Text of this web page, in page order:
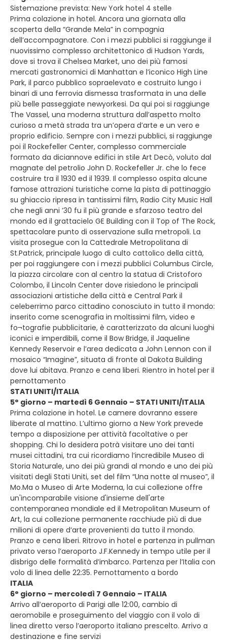
Sistemazione prevista: New York hotel 4 stelle
Prima colazione in hotel. Ancora una giornata alla
scoperta della “Grande Mela” in compagnia
dell’accompagnatore. Con i mezzi pubblici si raggiunge il
nuovissimo complesso architettonico di Hudson Yards,
dove si trova il Chelsea Market, uno dei più famosi
mercati gastronomici di Manhattan e l’iconico High Line
Park, il parco pubblico sopraelevato e costruito lungo i
binari di una ferrovia dismessa trasformata in una delle
più belle passeggiate newyorkesi. Da qui poi si raggiunge
The Vassel, una moderna struttura dall’aspetto molto
curioso a metà strada tra un’opera d’arte e un vero e
proprio edificio. Sempre con i mezzi pubblici, si raggiunge
poi il Rockefeller Center, complesso commerciale
formato da diciannove edifici in stile Art Decò, voluto dal
magnate del petrolio John D. Rockefeller Jr. che lo fece
costruire tra il 1930 ed il 1939. Il complesso ospita alcune
famose attrazioni turistiche come la pista di pattinaggio
su ghiaccio ripresa in tantissimi film, Radio City Music Hall
che negli anni ’30 fu il più grande e sfarzoso teatro del
mondo ed il grattacielo GE Building con il Top of The Rock,
spettacolare punto di osservazione sulla metropoli. La
visita prosegue con la Cattedrale Metropolitana di
St.Patrick, principale luogo di culto cattolico della città,
per poi raggiungere con i mezzi pubblici Columbus Circle,
la piazza circolare con al centro la statua di Cristoforo
Colombo, il Lincoln Center dove risiedono le principali
associazioni artistiche della città e Central Park il
celeberrimo parco cittadino conosciuto in tutto il mondo:
inserito come scenografia in moltissimi film, video e
fo¬tografie pubblicitarie, è caratterizzato da alcuni luoghi
iconici e imperdibili, come il Bow Bridge, il Jaqueline
Kennedy Reservoir e l’area dedicata a John Lennon con il
mosaico “Imagine”, situata di fronte al Dakota Building
dove lui abitava. Pranzo e cena liberi. Rientro in hotel per il
pernottamento
STATI UNITI/ITALIA
5° giorno – martedì 6 Gennaio – STATI UNITI/ITALIA
Prima colazione in hotel. Le camere dovranno essere
liberate al mattino. L’ultimo giorno a New York prevede
tempo a disposizione per attività facoltative o per
shopping. Chi lo desidera potrà visitare uno dei tanti
musei cittadini, tra cui ricordiamo l’incredibile Museo di
Storia Naturale, uno dei più grandi al mondo e uno dei più
visitati degli Stati Uniti, set del film “Una notte al museo”, il
Mo.Ma o Museo di Arte Moderna, la cui collezione offre
un'incomparabile visione d'insieme dell'arte
contemporanea mondiale ed il Metropolitan Museum of
Art, la cui collezione permanente racchiude più di due
milioni di opere d‘arte provenienti da tutto il mondo.
Pranzo e cena liberi. Ritrovo in hotel e partenza in pullman
privato verso l’aeroporto J.F.Kennedy in tempo utile per il
disbrigo delle formalità d’imbarco. Partenza per l’Italia con
volo di linea delle 22:35. Pernottamento a bordo
ITALIA
6° giorno – mercoledì 7 Gennaio – ITALIA
Arrivo all’aeroporto di Parigi alle 12:00, cambio di
aeromobile e proseguimento del viaggio con il volo di
linea diretto verso l’aeroporto italiano prescelto. Arrivo a
destinazione e fine servizi